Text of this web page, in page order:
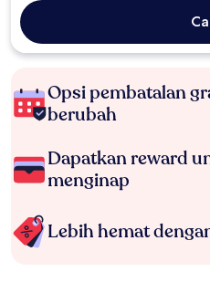
Opsi pembatalan
berubah
Dapatkan reward
menginap
Lebih hemat